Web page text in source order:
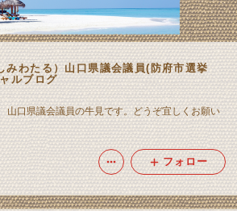
みわたる）山口県議会議員(防府市選挙
ルブログ
山口県議会議員の牛見です。どうぞ宜しくお願い
フォロー